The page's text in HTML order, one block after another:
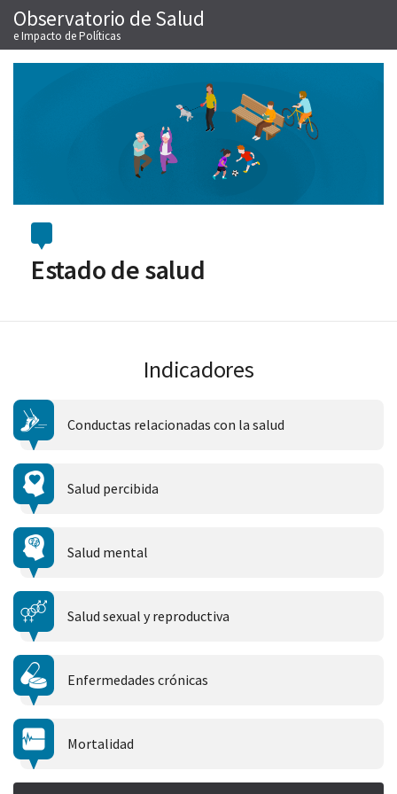
Saltar
al
contenido
Observatorio de Salud
e Impacto de Políticas
Estado de salud
Indicadores
Conductas relacionadas con la salud
Salud percibida
Salud mental
Salud sexual y reproductiva
Enfermedades crónicas
Mortalidad